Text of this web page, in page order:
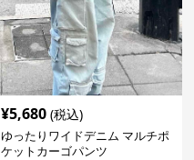
¥5,680 (税込)
ゆったりワイドデニム マルチポ
ケットカーゴパンツ